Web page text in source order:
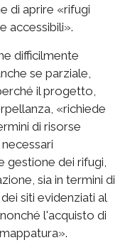
di aprire «rifugi
accessibili».
difficilmente
se parziale,
il progetto,
«richiede
di risorse
gestione dei rifugi,
sia in termini di
siti evidenziati al
l'acquisto di